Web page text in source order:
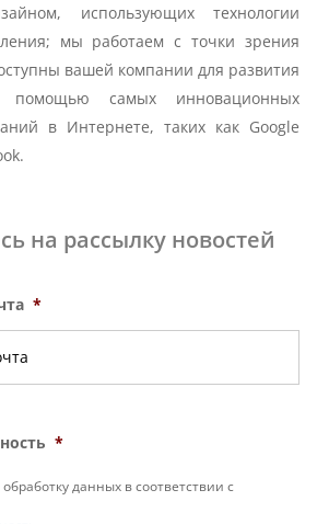
использующих технологии
мы работаем с точки зрения
вашей компании для развития
самых инновационных
в Интернете, таких как Google
на рассылку новостей
*
*
данных в соответствии с